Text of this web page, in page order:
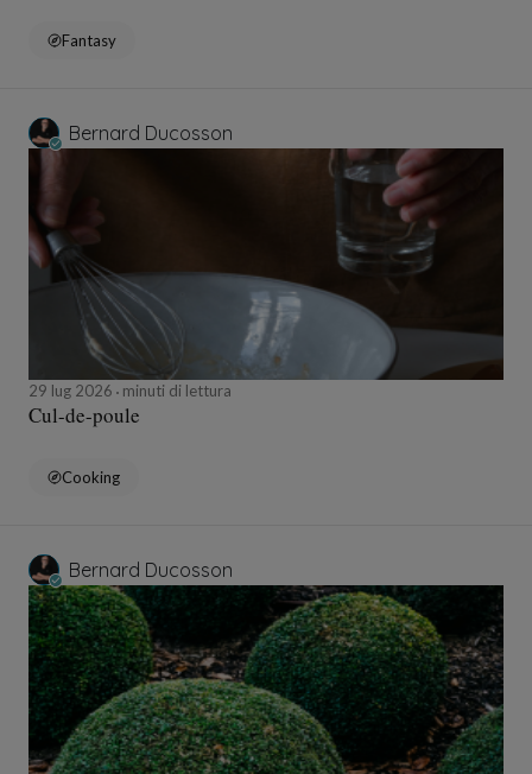
Fantasy
Bernard Ducosson
29 lug 2026 minuti di lettura
Cul-de-poule
Cooking
Bernard Ducosson